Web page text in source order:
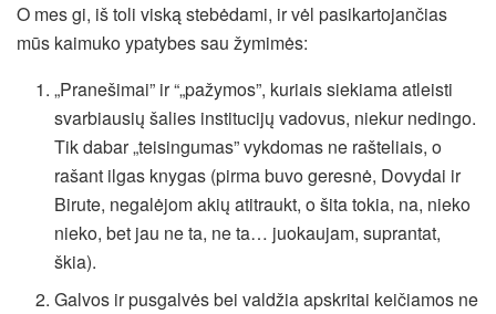
O mes gi, iš toli viską stebėdami, ir vėl pasikartojančias
mūs kaimuko ypatybes sau žymimės:
„Pranešimai” ir “„pažymos”, kuriais siekiama atleisti
svarbiausių šalies institucijų vadovus, niekur nedingo.
Tik dabar „teisingumas” vykdomas ne rašteliais, o
rašant ilgas knygas (pirma buvo geresnė, Dovydai ir
Birute, negalėjom akių atitraukt, o šita tokia, na, nieko
nieko, bet jau ne ta, ne ta… juokaujam, suprantat,
škia).
Galvos ir pusgalvės bei valdžia apskritai keičiamos ne